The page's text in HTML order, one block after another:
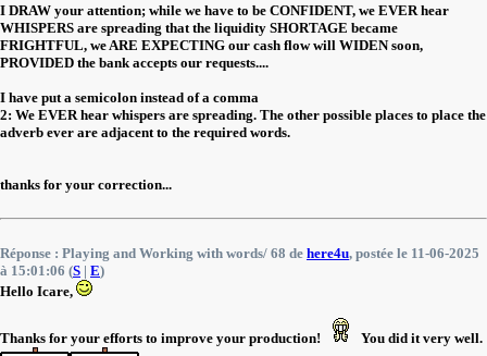
I DRAW your attention; while we have to be CONFIDENT, we EVER hear
WHISPERS are spreading that the liquidity SHORTAGE became
FRIGHTFUL, we ARE EXPECTING our cash flow will WIDEN soon,
PROVIDED the bank accepts our requests....
I have put a semicolon instead of a comma
2: We EVER hear whispers are spreading. The other possible places to place the
adverb ever are adjacent to the required words.
thanks for your correction...
Réponse : Playing and Working with words/ 68 de here4u, postée le 11-06-2025
à 15:01:06 (S | E)
Hello Icare,
Thanks for your efforts to improve your production! You did it very well.